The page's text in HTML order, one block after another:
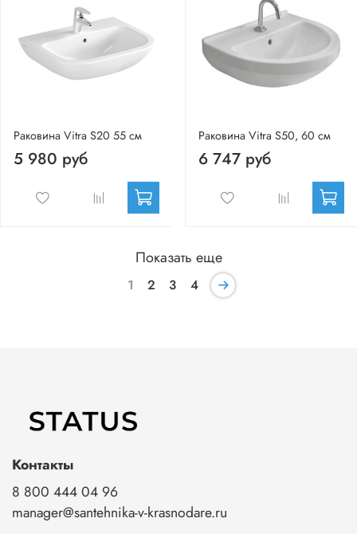
Раковина Vitra S20 55 см
5 980 руб
Раковина Vitra S50, 60 см
6 747 руб
Показать еще
1 2 3 4
Контакты
8 800 444 04 96
manager@santehnika-v-krasnodare.ru